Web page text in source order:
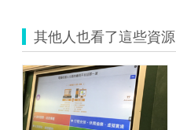
其他人也看了這些資源